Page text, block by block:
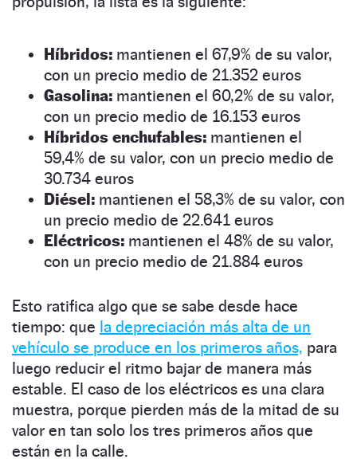
Híbridos: mantienen el 67,9% de su valor,
con un precio medio de 21.352 euros
Gasolina: mantienen el 60,2% de su valor,
con un precio medio de 16.153 euros
Híbridos enchufables: mantienen el
59,4% de su valor, con un precio medio de
30.734 euros
Diésel: mantienen el 58,3% de su valor, con
un precio medio de 22.641 euros
Eléctricos: mantienen el 48% de su valor,
con un precio medio de 21.884 euros
Esto ratifica algo que se sabe desde hace
tiempo: que la depreciación más alta de un
vehículo se produce en los primeros años, para
luego reducir el ritmo bajar de manera más
estable. El caso de los eléctricos es una clara
muestra, porque pierden más de la mitad de su
valor en tan solo los tres primeros años que
están en la calle.